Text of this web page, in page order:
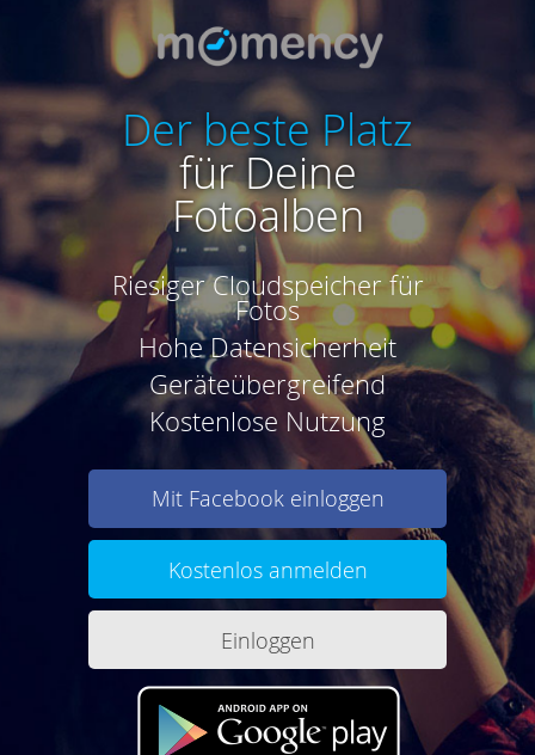
Der beste Platz
für Deine
Fotoalben
Riesiger Cloudspeicher für
Fotos
Hohe Datensicherheit
Geräteübergreifend
Kostenlose Nutzung
Mit Facebook einloggen
Kostenlos anmelden
Einloggen